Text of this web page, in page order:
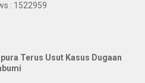
: 1522959
Terus Usut Kasus Dugaan